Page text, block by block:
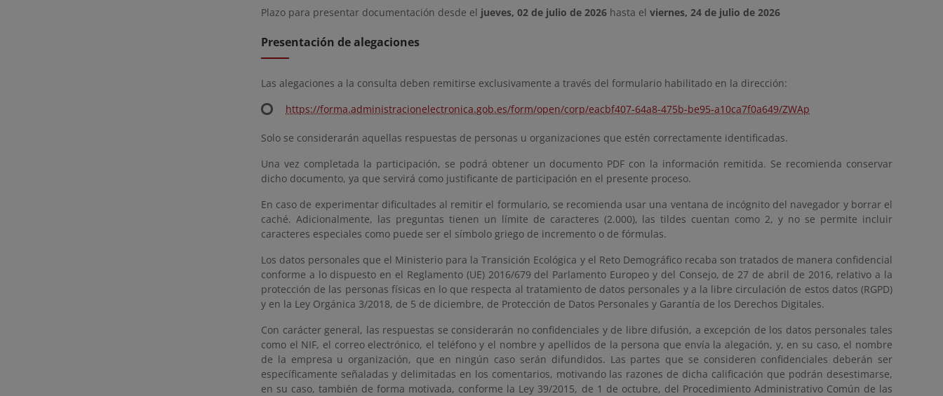
Plazo para presentar documentación desde el jueves, 02 de julio de 2026 hasta el viernes, 24 de julio de 2026
Presentación de alegaciones
Las alegaciones a la consulta deben remitirse exclusivamente a través del formulario habilitado en la dirección:
https://forma.administracionelectronica.gob.es/form/open/corp/eacbf407-64a8-475b-be95-a10ca7f0a649/ZWAp
Solo se considerarán aquellas respuestas de personas u organizaciones que estén correctamente identificadas.
Una vez completada la participación, se podrá obtener un documento PDF con la información remitida. Se recomienda conservar
dicho documento, ya que servirá como justificante de participación en el presente proceso.
En caso de experimentar dificultades al remitir el formulario, se recomienda usar una ventana de incógnito del navegador y borrar el
caché. Adicionalmente, las preguntas tienen un límite de caracteres (2.000), las tildes cuentan como 2, y no se permite incluir
caracteres especiales como puede ser el símbolo griego de incremento o de fórmulas.
Los datos personales que el Ministerio para la Transición Ecológica y el Reto Demográfico recaba son tratados de manera confidencial
conforme a lo dispuesto en el Reglamento (UE) 2016/679 del Parlamento Europeo y del Consejo, de 27 de abril de 2016, relativo a la
protección de las personas físicas en lo que respecta al tratamiento de datos personales y a la libre circulación de estos datos (RGPD)
y en la Ley Orgánica 3/2018, de 5 de diciembre, de Protección de Datos Personales y Garantía de los Derechos Digitales.
Con carácter general, las respuestas se considerarán no confidenciales y de libre difusión, a excepción de los datos personales tales
como el NIF, el correo electrónico, el teléfono y el nombre y apellidos de la persona que envía la alegación, y, en su caso, el nombre
de la empresa u organización, que en ningún caso serán difundidos. Las partes que se consideren confidenciales deberán ser
específicamente señaladas y delimitadas en los comentarios, motivando las razones de dicha calificación que podrán desestimarse,
en su caso, también de forma motivada, conforme la Ley 39/2015, de 1 de octubre, del Procedimiento Administrativo Común de las